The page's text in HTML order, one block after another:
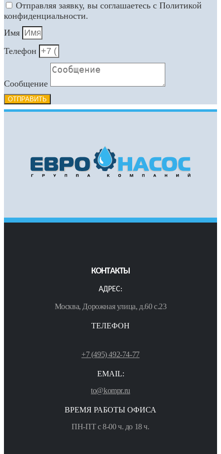
Отправляя заявку, вы соглашаетесь с Политикой
конфиденциальности.
Имя
Телефон
Сообщение
ОТПРАВИТЬ
КОНТАКТЫ
АДРЕС:
Москва, Дорожная улица, д.60 с.23
ТЕЛЕФОН
+7 (495) 492-74-77
EMAIL:
to@kompr.ru
ВРЕМЯ РАБОТЫ ОФИСА
ПН-ПТ с 8-00 ч. до 18 ч.